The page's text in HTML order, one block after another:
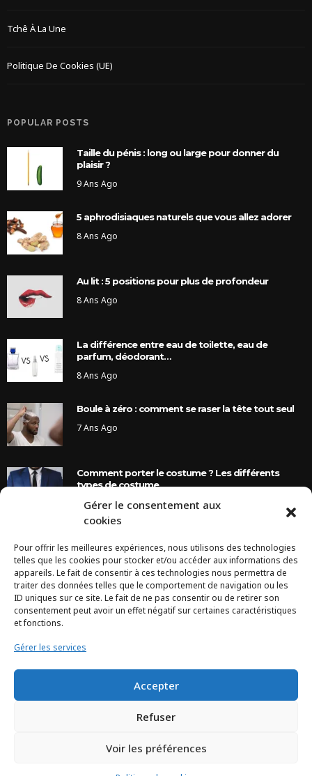
Gérer le consentement aux
cookies
Pour offrir les meilleures expériences, nous utilisons des technologies
telles que les cookies pour stocker et/ou accéder aux informations des
appareils. Le fait de consentir à ces technologies nous permettra de
traiter des données telles que le comportement de navigation ou les
ID uniques sur ce site. Le fait de ne pas consentir ou de retirer son
consentement peut avoir un effet négatif sur certaines caractéristiques
et fonctions.
Gérer les services
Accepter
Refuser
Voir les préférences
Tchê À La Une
Politique De Cookies (UE)
POPULAR POSTS
Taille du pénis : long ou large pour donner du
plaisir ?
9 Ans Ago
5 aphrodisiaques naturels que vous allez adorer
8 Ans Ago
Au lit : 5 positions pour plus de profondeur
8 Ans Ago
La différence entre eau de toilette, eau de
parfum, déodorant…
8 Ans Ago
Boule à zéro : comment se raser la tête tout seul
7 Ans Ago
Comment porter le costume ? Les différents
types de costume
8 Ans Ago
INSTAGRAM
Configuration error or no pictures...